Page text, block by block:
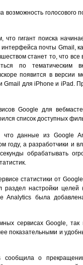
голосового
гигант поиска
почты Gmail,
станет то, что
по тематическим
появится в версии
для iPhone и iPad.
Google для
список доступных
что данные из Google
году, а разработчики и
обрабатывать
статистики от
настройки целей
Analytics была
сервисах Google, так
показательными и
о